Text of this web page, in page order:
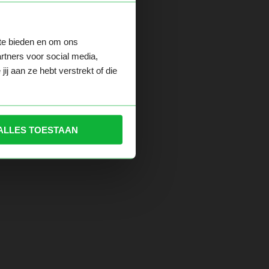
bieden en om ons
voor social media,
aan ze hebt verstrekt of die
TOESTAAN